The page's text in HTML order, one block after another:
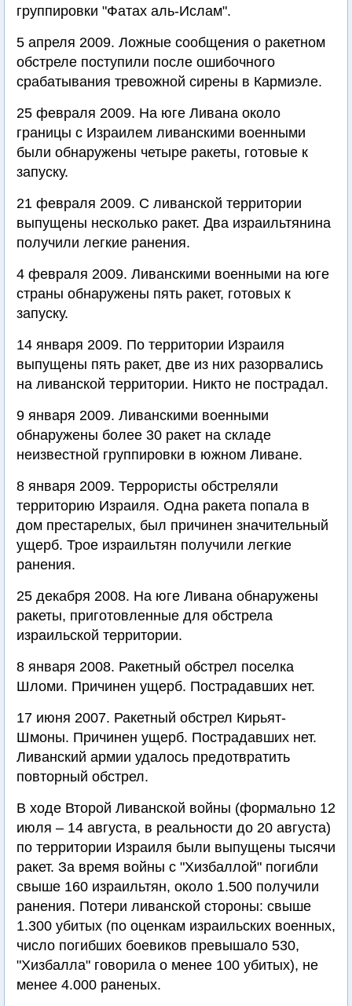
группировки "Фатах аль-Ислам".
5 апреля 2009. Ложные сообщения о ракетном
обстреле поступили после ошибочного
срабатывания тревожной сирены в Кармиэле.
25 февраля 2009. На юге Ливана около
границы с Израилем ливанскими военными
были обнаружены четыре ракеты, готовые к
запуску.
21 февраля 2009. С ливанской территории
выпущены несколько ракет. Два израильтянина
получили легкие ранения.
4 февраля 2009. Ливанскими военными на юге
страны обнаружены пять ракет, готовых к
запуску.
14 января 2009. По территории Израиля
выпущены пять ракет, две из них разорвались
на ливанской территории. Никто не пострадал.
9 января 2009. Ливанскими военными
обнаружены более 30 ракет на складе
неизвестной группировки в южном Ливане.
8 января 2009. Террористы обстреляли
территорию Израиля. Одна ракета попала в
дом престарелых, был причинен значительный
ущерб. Трое израильтян получили легкие
ранения.
25 декабря 2008. На юге Ливана обнаружены
ракеты, приготовленные для обстрела
израильской территории.
8 января 2008. Ракетный обстрел поселка
Шломи. Причинен ущерб. Пострадавших нет.
17 июня 2007. Ракетный обстрел Кирьят-
Шмоны. Причинен ущерб. Пострадавших нет.
Ливанский армии удалось предотвратить
повторный обстрел.
В ходе Второй Ливанской войны (формально 12
июля – 14 августа, в реальности до 20 августа)
по территории Израиля были выпущены тысячи
ракет. За время войны с "Хизбаллой" погибли
свыше 160 израильтян, около 1.500 получили
ранения. Потери ливанской стороны: свыше
1.300 убитых (по оценкам израильских военных,
число погибших боевиков превышало 530,
"Хизбалла" говорила о менее 100 убитых), не
менее 4.000 раненых.